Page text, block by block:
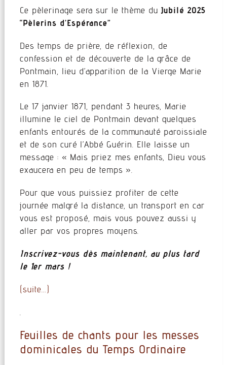
Ce pèlerinage sera sur le thème du Jubilé 2025
“Pèlerins d’Espérance”
Des temps de prière, de réflexion, de
confession et de découverte de la grâce de
Pontmain, lieu d’apparition de la Vierge Marie
en 1871.
Le 17 janvier 1871, pendant 3 heures, Marie
illumine le ciel de Pontmain devant quelques
enfants entourés de la communauté paroissiale
et de son curé l’Abbé Guérin. Elle laisse un
message : « Mais priez mes enfants, Dieu vous
exaucera en peu de temps ».
Pour que vous puissiez profiter de cette
journée malgré la distance, un transport en car
vous est proposé, mais vous pouvez aussi y
aller par vos propres moyens.
Inscrivez-vous dès maintenant, au plus tard
le 1er mars !
(suite…)
Feuilles de chants pour les messes
dominicales du Temps Ordinaire